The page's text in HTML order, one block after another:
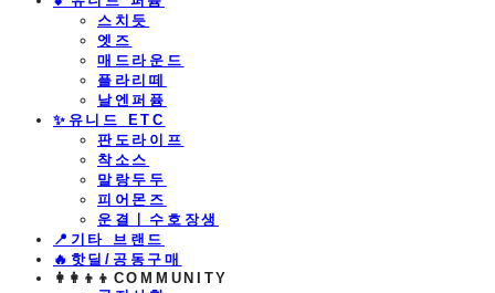
스치듯
엣즈
매드라운드
플라리떼
날엔퍼퓸
​✨유니드 ETC
판도라이프
착소스
말랑두두
피어몬즈
운결ㅣ수호장생
📍기타 브랜드
🔥핫딜/공동구매
👩‍👩‍👦‍👦COMMUNITY